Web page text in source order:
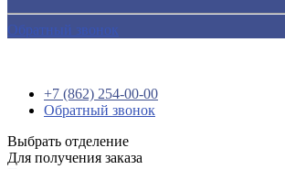
Обратный звонок
+7 (862) 254-00-00
Обратный звонок
Выбрать отделение
Для получения заказа